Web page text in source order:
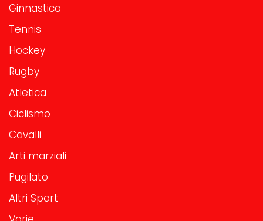
Ginnastica
Tennis
Hockey
Rugby
Atletica
Ciclismo
Cavalli
Arti marziali
Pugilato
Altri Sport